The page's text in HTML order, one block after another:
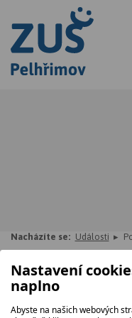
Nacházíte se: Události
POST BELLUM
23. 03. 2026, 16.00
Nastavení
naplno
Abyste na našich webových